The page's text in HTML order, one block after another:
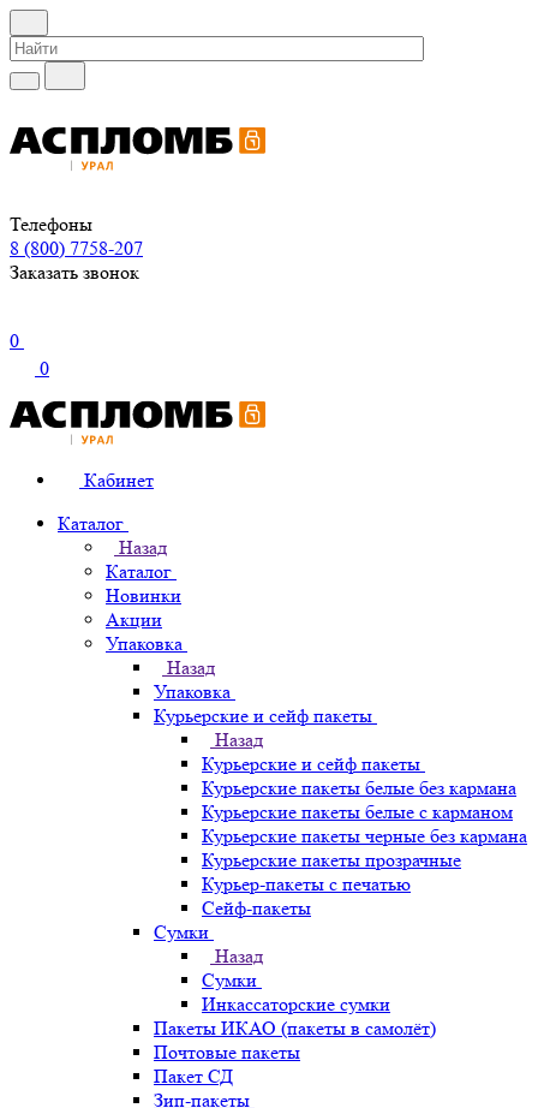
Телефоны
8 (800) 7758-207
Заказать звонок
0
0
Кабинет
Каталог
Назад
Каталог
Новинки
Акции
Упаковка
Назад
Упаковка
Курьерские и сейф пакеты
Назад
Курьерские и сейф пакеты
Курьерские пакеты белые без кармана
Курьерские пакеты белые с карманом
Курьерские пакеты черные без кармана
Курьерские пакеты прозрачные
Курьер-пакеты с печатью
Сейф-пакеты
Сумки
Назад
Сумки
Инкассаторские сумки
Пакеты ИКАО (пакеты в самолёт)
Почтовые пакеты
Пакет СД
Зип-пакеты